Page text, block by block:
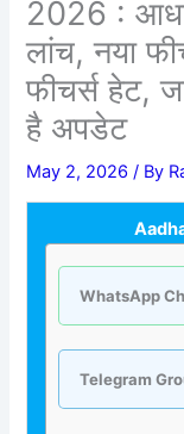
2026 :
लांच, नया
फीचर्स हेट,
है अपडेट
May 2, 2026/ By
WhatsApp
Telegram